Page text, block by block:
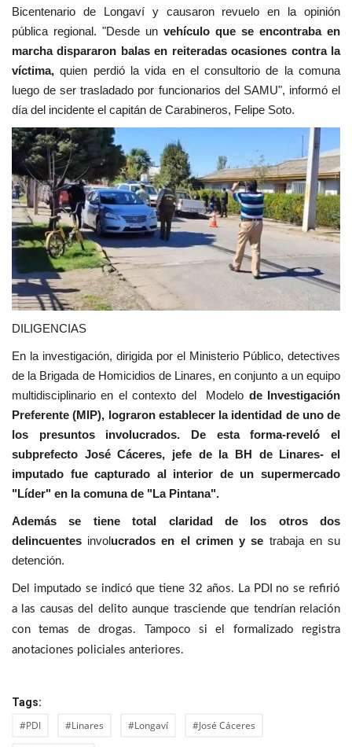
Bicentenario de Longaví y causaron revuelo en la opinión
pública regional. "Desde un vehículo que se encontraba en
marcha dispararon balas en reiteradas ocasiones contra la
víctima, quien perdió la vida en el consultorio de la comuna
luego de ser trasladado por funcionarios del SAMU", informó el
día del incidente el capitán de Carabineros, Felipe Soto.
DILIGENCIAS
En la investigación, dirigida por el Ministerio Público, detectives
de la Brigada de Homicidios de Linares, en conjunto a un equipo
multidisciplinario en el contexto del Modelo de Investigación
Preferente (MIP), lograron establecer la identidad de uno de
los presuntos involucrados. De esta forma-reveló el
subprefecto José Cáceres, jefe de la BH de Linares- el
imputado fue capturado al interior de un supermercado
"Líder" en la comuna de "La Pintana".
Además se tiene total claridad de los otros dos
delincuentes involucrados en el crimen y se trabaja en su
detención.
Del imputado se indicó que tiene 32 años. La PDI no se refirió
a las causas del delito aunque trasciende que tendrían relación
con temas de drogas. Tampoco si el formalizado registra
anotaciones policiales anteriores.
Tags:
#PDI #Linares #Longaví #José Cáceres